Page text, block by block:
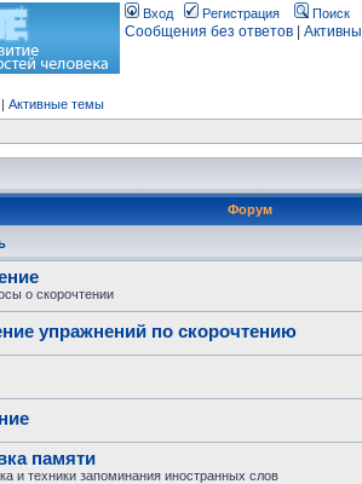
Вход Регистрация Поиск
Сообщения без ответов
| Активные темы
Форум
о скорочтении
упражнений по скорочтению
памяти
и техники запоминания иностранных слов